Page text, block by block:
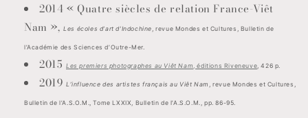
2014 « Quatre siècles de relation France-Viêt
Nam »,Les écoles d’art d’Indochine , revue Mondes et Cultures, Bulletin de
l’Académie des Sciences d’Outre-Mer.
2015 Les premiers photographes au Viêt Nam , éditions Riveneuve, 426 p.
2019 L’influence des artistes français au Viêt Nam , revue Mondes et Cultures,
Bulletin de l’A.S.O.M., Tome LXXIX, Bulletin de l’A.S.O.M., pp. 86-95.